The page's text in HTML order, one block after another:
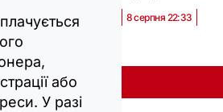
або
У разі
8 серпня 22:33